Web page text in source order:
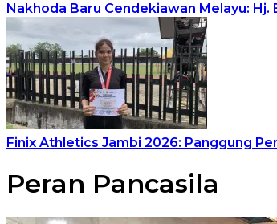
Nakhoda Baru Cendekiawan Melayu:
Finix Athletics Jambi 2026: Panggung
Peran Pancasila